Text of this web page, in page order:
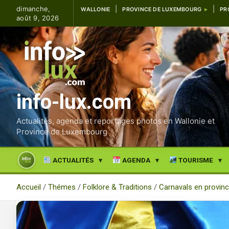
contenu
dimanche,
août 9, 2026
WALLONIE PROVINCE DE LUXEMBOURG
info-lux.com
Actualités, agenda et reportages photos en Wallonie et
Province de Luxembourg
ACTUALITÉS AGENDA TOURISME
Accueil Thémes Folklore & Traditions Carnavals en